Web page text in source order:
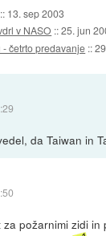
:: 13. sep 2003
v NASO ::25. jun
četrto predavanje ::
da Taiwan in
požarnimi zidi in